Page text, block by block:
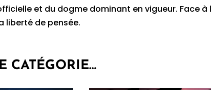
et du dogme dominant en vigueur. Face à
liberté de pensée.
CATÉGORIE…